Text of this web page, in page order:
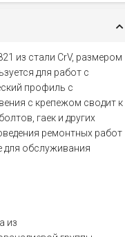
из стали CrV, размером
для работ с
профиль с
с крепежом сводит к
гаек и других
ремонтных работ
для обслуживания
из